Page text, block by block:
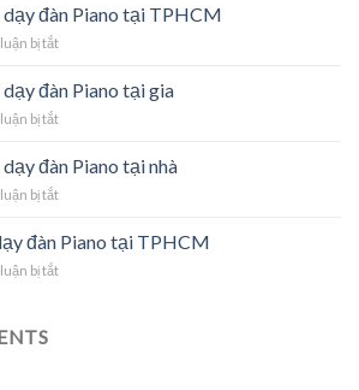
dạy
đàn
tại
đàn Piano tại TPHCM
bị tắtở
gia
sư
dạy
Piano
TPHCM
đàn Piano tại gia
bị tắtở
gia
sư
dạy
Piano
gia
đàn Piano tại nhà
bị tắtở
gia
sư
dạy
đàn Piano tại TPHCM
bị tắtở